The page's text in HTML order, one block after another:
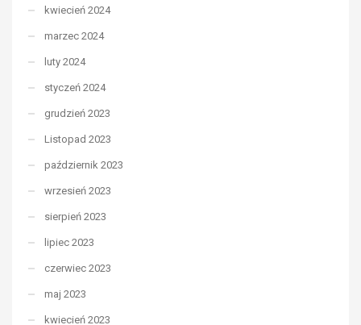
kwiecień 2024
marzec 2024
luty 2024
styczeń 2024
grudzień 2023
Listopad 2023
październik 2023
wrzesień 2023
sierpień 2023
lipiec 2023
czerwiec 2023
maj 2023
kwiecień 2023